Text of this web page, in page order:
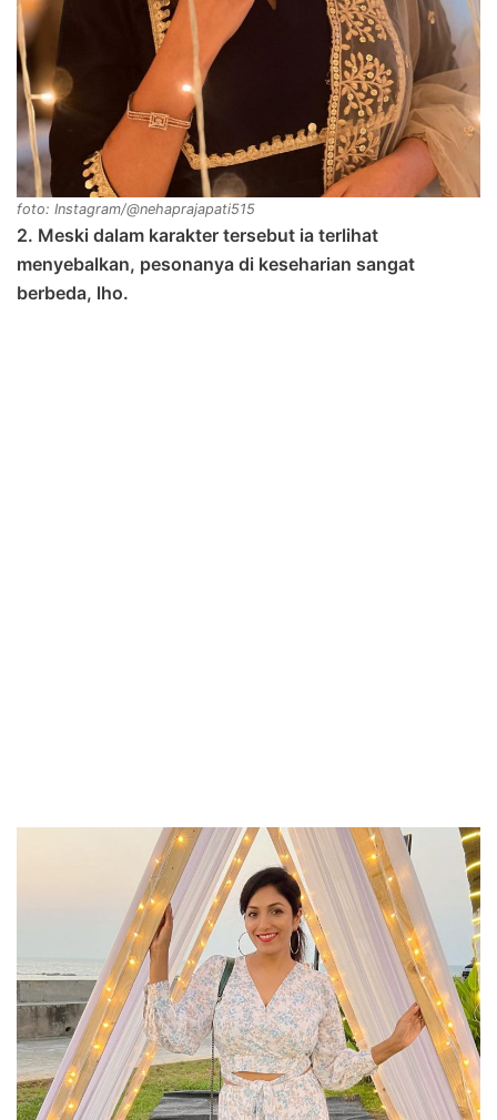
foto: Instagram/@nehaprajapati515
2. Meski dalam karakter tersebut ia terlihat
menyebalkan, pesonanya di keseharian sangat
berbeda, lho.